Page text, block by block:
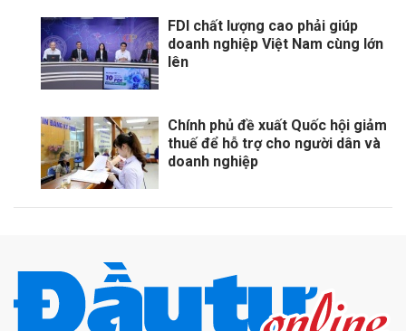
FDI chất lượng cao phải giúp
doanh nghiệp Việt Nam cùng lớn
lên
Chính phủ đề xuất Quốc hội giảm
thuế để hỗ trợ cho người dân và
doanh nghiệp